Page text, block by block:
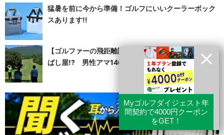
猛暑を前に今から準備！ゴルフにいいクーラーボック
スあります!!
【ゴルファーの飛距離調査2025】＜前編＞220Yは飛
ばし屋!? 男性アマ140...